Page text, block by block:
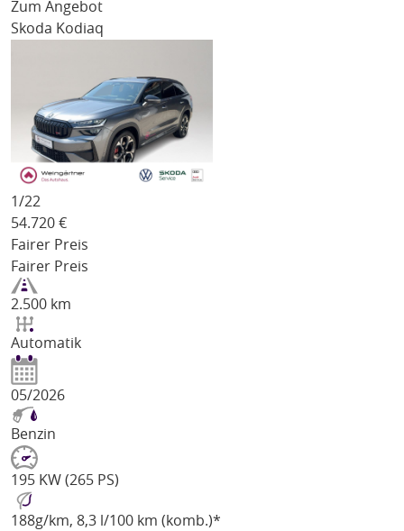
Zum Angebot
Skoda Kodiaq
1/22
54.720 €
Fairer Preis
Fairer Preis
2.500 km
Automatik
05/2026
Benzin
195 KW (265 PS)
188g/km, 8,3 l/100 km (komb.)*